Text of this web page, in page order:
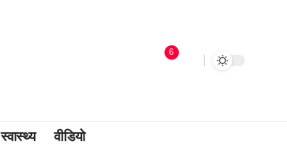
6
स्वास्थ्य वीडियो